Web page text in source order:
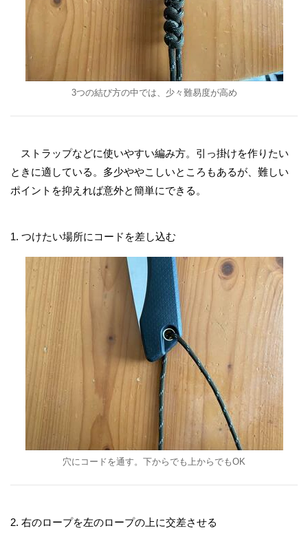
3つの結び方の中では、少々難易度が高め
ストラップなどに使いやすい編み方。引っ掛けを作りたい
ときに適している。多少ややこしいところもあるが、難しい
ポイントを抑えれば意外と簡単にできる。
1. つけたい場所にコードを差し込む
穴にコードを通す。下からでも上からでもOK
2. 右のロープを左のロープの上に交差させる